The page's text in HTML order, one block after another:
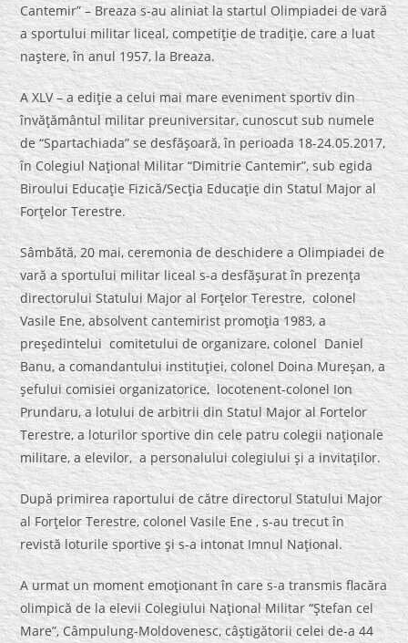
Cantemir” – Breaza s-au aliniat la startul Olimpiadei de vară
a sportului militar liceal, competiţie de tradiţie, care a luat
naştere, în anul 1957, la Breaza.
A XLV – a ediţie a celui mai mare eveniment sportiv din
învăţământul militar preuniversitar, cunoscut sub numele
de “Spartachiada” se desfăşoară, în perioada 18-24.05.2017,
în Colegiul Naţional Militar “Dimitrie Cantemir”, sub egida
Biroului Educaţie Fizică/Secţia Educaţie din Statul Major al
Forţelor Terestre.
Sâmbătă, 20 mai, ceremonia de deschidere a Olimpiadei de
vară a sportului militar liceal s-a desfăşurat în prezenţa
directorului Statului Major al Forţelor Terestre, colonel
Vasile Ene, absolvent cantemirist promoţia 1983, a
preşedintelui comitetului de organizare, colonel Daniel
Banu, a comandantului instituţiei, colonel Doina Mureşan, a
şefului comisiei organizatorice, locotenent-colonel Ion
Prundaru, a lotului de arbitrii din Statul Major al Fortelor
Terestre, a loturilor sportive din cele patru colegii naţionale
militare, a elevilor, a personalului colegiului şi a invitaţilor.
După primirea raportului de către directorul Statului Major
al Forţelor Terestre, colonel Vasile Ene , s-au trecut în
revistă loturile sportive şi s-a intonat Imnul Naţional.
A urmat un moment emoţionant în care s-a transmis flacăra
olimpică de la elevii Colegiului Naţional Militar “Ştefan cel
Mare”, Câmpulung-Moldovenesc, câştigătorii celei de-a 44